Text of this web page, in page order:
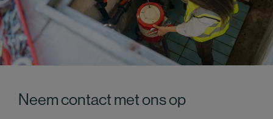
Neem contact met ons op